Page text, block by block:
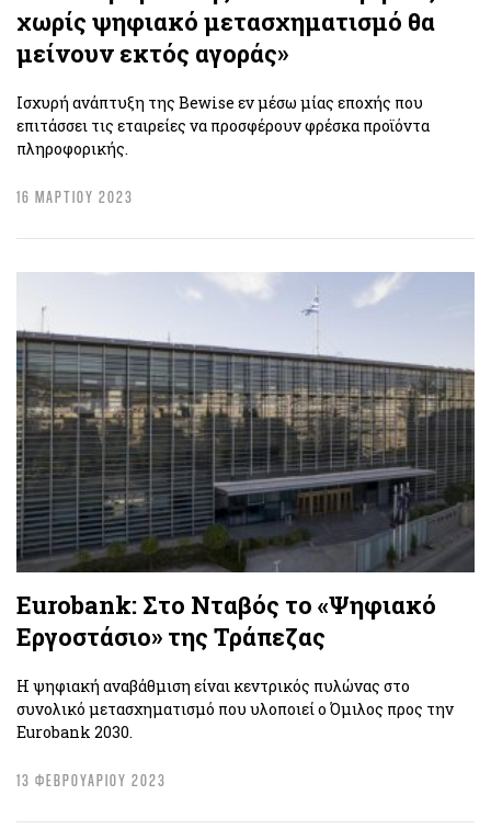
χωρίς ψηφιακό μετασχηματισμό θα
μείνουν εκτός αγοράς»
Ισχυρή ανάπτυξη της Bewise εν μέσω μίας εποχής που
επιτάσσει τις εταιρείες να προσφέρουν φρέσκα προϊόντα
πληροφορικής.
16 ΜΑΡΤΙΟΥ 2023
Eurobank: Στο Νταβός το «Ψηφιακό
Εργοστάσιο» της Τράπεζας
H ψηφιακή αναβάθμιση είναι κεντρικός πυλώνας στο
συνολικό μετασχηματισμό που υλοποιεί ο Όμιλος προς την
Eurobank 2030.
13 ΦΕΒΡΟΥΑΡΙΟΥ 2023